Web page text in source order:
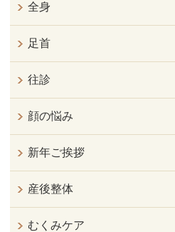
全身
足首
往診
顔の悩み
新年ご挨拶
産後整体
むくみケア